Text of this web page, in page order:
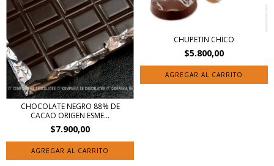
CHOCOLATE NEGRO 88% DE
CACAO ORIGEN ESME...
$7.900,00
AGREGAR AL CARRITO
CHUPETIN CHICO
$5.800,00